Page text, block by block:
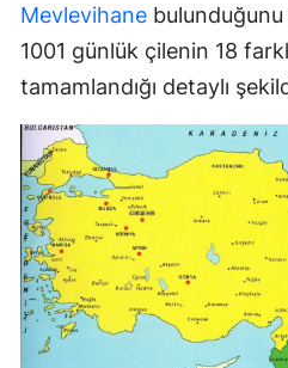
Mevlevihane bulunduğunu
1001 günlük çilenin 18
tamamlandığı detaylı